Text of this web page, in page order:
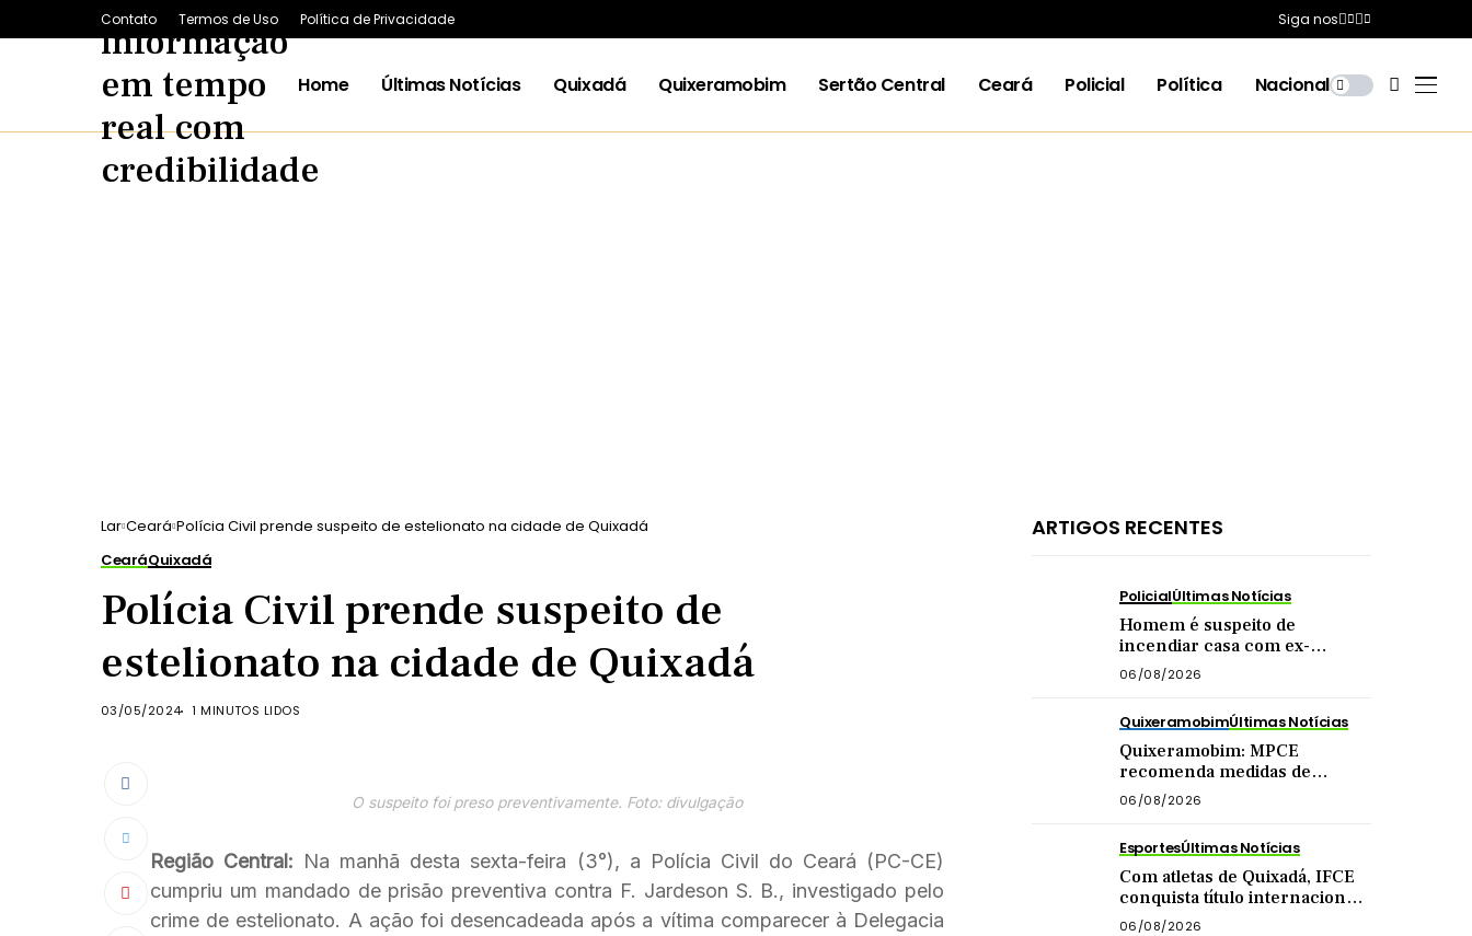
Contato Termos de Uso Política de Privacidade Siga nos
Home Últimas Notícias Quixadá Quixeramobim Sertão Central Ceará Policial Política Nacional
Lar Ceará Polícia Civil prende suspeito de estelionato na cidade de Quixadá
CearáQuixadá
Polícia Civil prende suspeito de
estelionato na cidade de Quixadá
03/05/2024 1 MINUTOS LIDOS
O suspeito foi preso preventivamente. Foto: divulgação
Região Central: Na manhã desta sexta-feira (3°), a Polícia Civil do Ceará (PC-CE)
cumpriu um mandado de prisão preventiva contra F. Jardeson S. B., investigado pelo
crime de estelionato. A ação foi desencadeada após a vítima comparecer à Delegacia
ARTIGOS RECENTES
PolicialÚltimas Notícias
Homem é suspeito de
incendiar casa com ex-
companheira e filha
adolescente dentro do imóvel
06/08/2026
QuixeramobimÚltimas Notícias
Quixeramobim: MPCE
recomenda medidas de
segurança para eventos com
público acima de mil pessoas
06/08/2026
EsportesÚltimas Notícias
Com atletas de Quixadá, IFCE
conquista título internacional
de futsal na China
06/08/2026